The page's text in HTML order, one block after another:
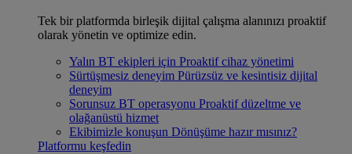
Tek bir platformda birleşik dijital çalışma alanınızı proaktif
olarak yönetin ve optimize edin.
Yalın BT ekipleri için Proaktif cihaz yönetimi
Sürtüşmesiz deneyim Pürüzsüz ve kesintisiz dijital
deneyim
Sorunsuz BT operasyonu Proaktif düzeltme ve
olağanüstü hizmet
Ekibimizle konuşun Dönüşüme hazır mısınız?
Platformu keşfedin